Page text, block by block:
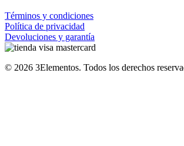
Términos y condiciones
Política de privacidad
Devoluciones y garantía
© 2026 3Elementos. Todos los derechos